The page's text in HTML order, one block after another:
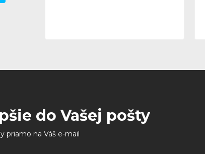
do Vašej pošty
priamo na Váš e-mail